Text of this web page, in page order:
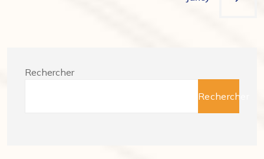
Rechercher
Rechercher